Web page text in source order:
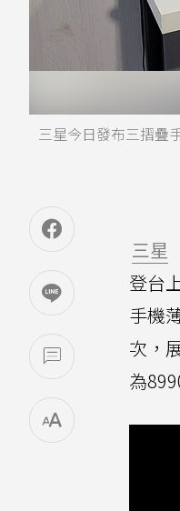
三星今日發布三摺疊
三星
登台
手機
次，
為